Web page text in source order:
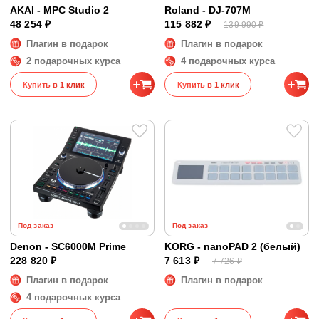
AKAI - MPC Studio 2
48 254 ₽
Плагин в подарок
2 подарочных курса
Купить в 1 клик
Roland - DJ-707M
115 882 ₽
139 990 ₽
Плагин в подарок
4 подарочных курса
Купить в 1 клик
Под заказ
Denon - SC6000M Prime
228 820 ₽
Плагин в подарок
4 подарочных курса
Под заказ
KORG - nanoPAD 2 (белый)
7 613 ₽
7 726 ₽
Плагин в подарок